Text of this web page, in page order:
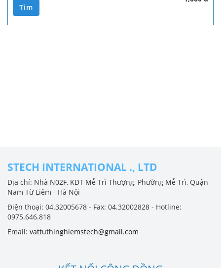
Tìm
STECH INTERNATIONAL ., LTD
Địa chỉ: Nhà N02F, KĐT Mễ Trì Thượng, Phường Mễ Trì, Quận
Nam Từ Liêm - Hà Nội
Điện thoại: 04.32005678 - Fax: 04.32002828 - Hotline:
0975.646.818
Email: vattuthinghiemstech@gmail.com